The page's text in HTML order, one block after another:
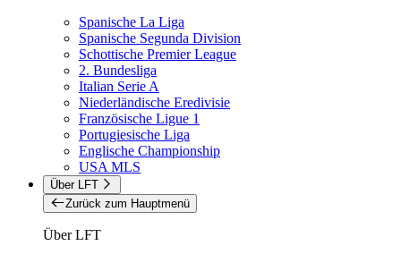
Spanische La Liga
Spanische Segunda Division
Schottische Premier League
2. Bundesliga
Italian Serie A
Niederländische Eredivisie
Französische Ligue 1
Portugiesische Liga
Englische Championship
USA MLS
Über LFT
Zurück zum Hauptmenü
Über LFT